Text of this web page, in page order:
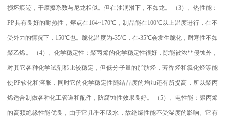
损坏痕迹，干摩擦系数与尼龙相似。但在油润滑下，不如龙。 （3）、热性能：
PP具有良好的耐热性，熔点在164~170℃ ，制品能在100℃以上温度进行，在不
受外力的情况下， 150℃也。脆化温度为-35℃，在-35℃会发生脆化，耐寒性不如
聚乙烯。 （4）、化学稳定性：聚丙烯的化学稳定性很好，除能被浓**侵蚀外，
对其它各种化学试剂都比较稳定，但低分子量的脂肪烃，芳香烃和氯化烃等能
使PP软化和溶胀，同时它的化学稳定性随结晶度的增加还有所提高，所以聚丙
烯适合制做各种化工管道和配件，防腐蚀性效果良好。 （5）、电性能：聚丙烯
的高频绝缘性能优良，由于它几乎不吸水，故绝缘性能不受湿度的影响。它有